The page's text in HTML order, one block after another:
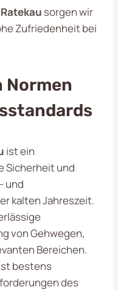
Ratekau sorgen wir
Zufriedenheit bei
Normen
ist ein
Sicherheit und
und
kalten Jahreszeit.
von Gehwegen,
Bereichen.
bestens
des